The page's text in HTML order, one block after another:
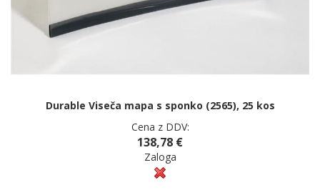
Durable Viseča mapa s sponko (2565), 25 kos
Cena z DDV:
138,78 €
Zaloga